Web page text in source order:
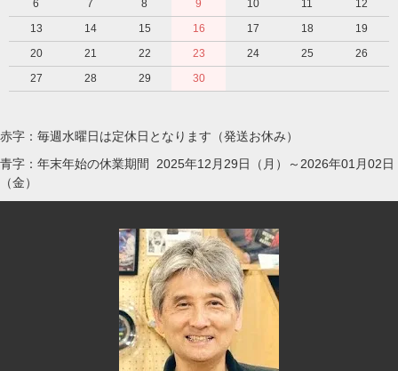
6
7 8 9 10 11
12
13
14 15 16 17 18
19
20
21 22 23 24 25
26
27
28 29 30
赤字：毎週水曜日は定休日となります（発送お休み）
青字：年末年始の休業期間 2025年12月29日（月）～2026年01月02日
（金）